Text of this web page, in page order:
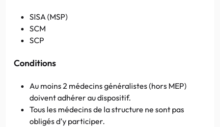
SISA (MSP)
SCM
SCP
Conditions
Au moins 2 médecins généralistes (hors MEP)
doivent adhérer au dispositif.
Tous les médecins de la structure ne sont pas
obligés d’y participer.